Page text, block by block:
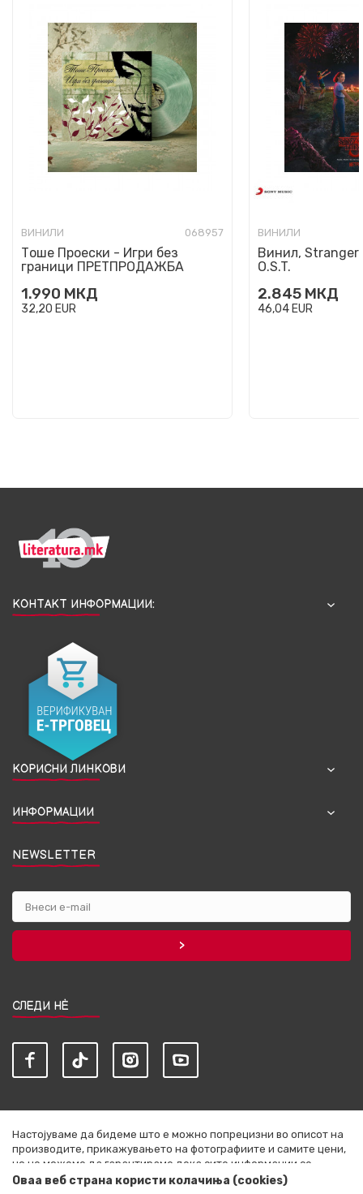
ВИНИЛИ 068957
Тоше Проески - Игри без
граници ПРЕТПРОДАЖБА
1.990 МКД
32,20 EUR
ВИНИЛИ
Винил, Stranger
O.S.T.
2.845 МКД
46,04EUR
КОНТАКТ ИНФОРМАЦИИ:
КОРИСНИ ЛИНКОВИ
ИНФОРМАЦИИ
NEWSLETTER
СЛЕДИ НЀ
Настојуваме да бидеме што е можно попрецизни во описот на
производите, прикажувањето на фотографиите и самите цени,
но не можеме да гарантираме дека сите информации се
комплетни и без грешки. Сите артикли прикажани на сајтот се
Оваа веб страна користи колачиња (cookies)